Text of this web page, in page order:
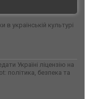
в українській культурі
Україні ліцензію на
політика, безпека та